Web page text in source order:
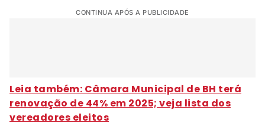
CONTINUA APÓS A PUBLICIDADE
Leia também: Câmara Municipal de BH terá
renovação de 44% em 2025; veja lista dos
vereadores eleitos